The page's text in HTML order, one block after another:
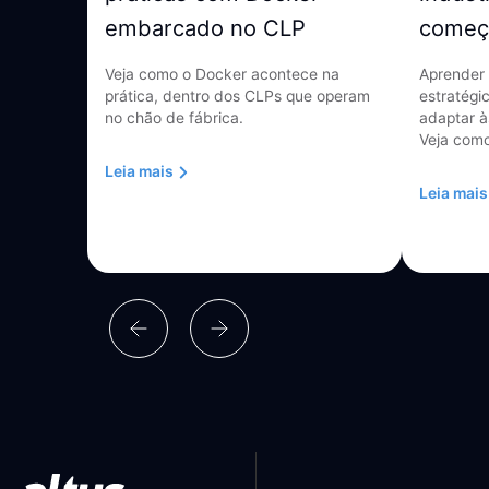
embarcado no CLP
Veja como o Docker acontece na
prática, dentro dos CLPs que operam
no chão de fábrica.
Leia mais
adaptar
Veja
Leia mais